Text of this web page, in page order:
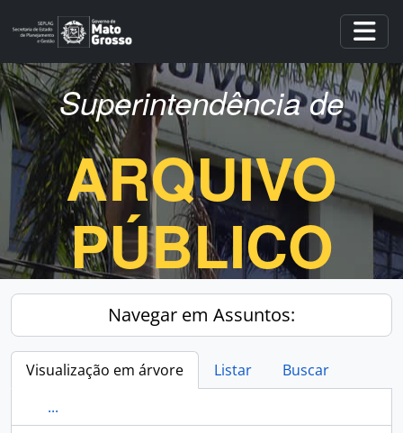
Skip to main content
Superintendência de
ARQUIVO
PÚBLICO
Navegar em Assuntos:
Visualização em árvore Listar
Buscar
...